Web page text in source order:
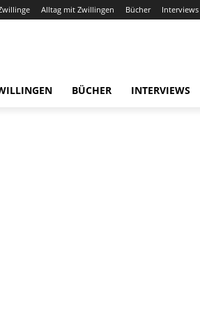
Alltag mit Zwillingen Bücher Interviews
BÜCHER INTERVIEWS